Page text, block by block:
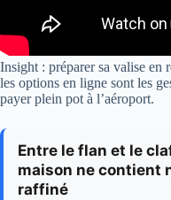
Insight : préparer sa valise en
les options en ligne sont les
payer plein pot à l’aéroport.
Entre le flan et le
maison ne contient
raffiné